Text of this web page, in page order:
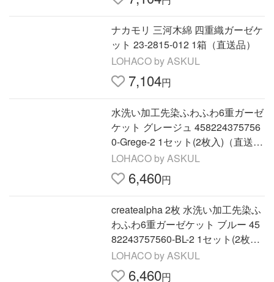
ナカモリ 三河木綿 四重織ガーゼケ
ット 23-2815-012 1箱（直送品）
LOHACO by ASKUL
7,104円
水洗い加工先染ふわふわ6重ガーゼ
ケット グレージュ 458224375756
0-Grege-2 1セット(2枚入)（直送
品）
LOHACO by ASKUL
6,460円
createalpha 2枚 水洗い加工先染ふ
わふわ6重ガーゼケット ブルー 45
82243757560-BL-2 1セット(2枚入)
（直送品）
LOHACO by ASKUL
6,460円